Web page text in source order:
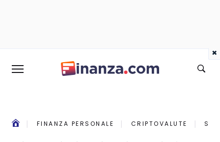
FINANZA PERSONALE CRIPTOVALUTE
×